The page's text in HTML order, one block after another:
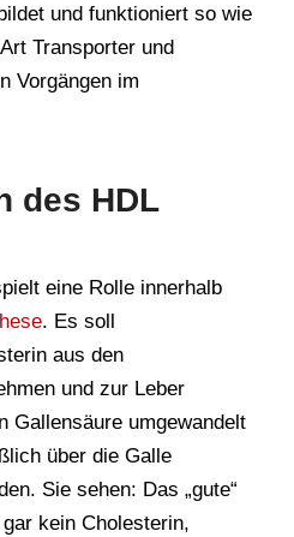
und funktioniert so wie
Transporter und
Vorgängen im
des HDL
eine Rolle innerhalb
. Es soll
aus den
und zur Leber
Gallensäure umgewandelt
über die Galle
Sie sehen: Das „gute“
kein Cholesterin,